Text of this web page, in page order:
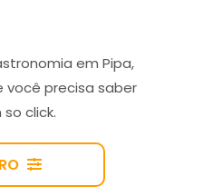
em Pipa,
você precisa saber
click.